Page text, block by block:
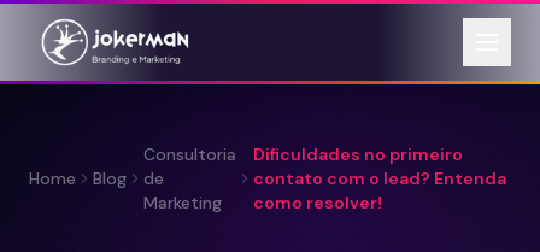
Home Blog
Consultoria
de
Marketing
Dificuldades no primeiro
contato com o lead? Entenda
como resolver!